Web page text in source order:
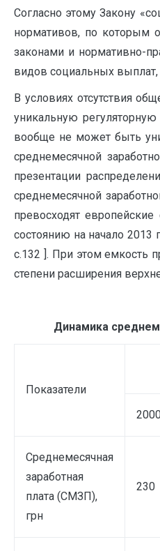
Согласно этому Закону
нормативов, по которым
законами и нормативно-
видов социальных
В условиях отсутствия
уникальную
вообще не может быть
среднемесячной
презентации
среднемесячной
превосходят
состоянию на начало
с.132 ]. При этом емкость
степени расширения
Динамика
Показатели
Среднемесячная
заработная
плата (СМЗП),
грн
230